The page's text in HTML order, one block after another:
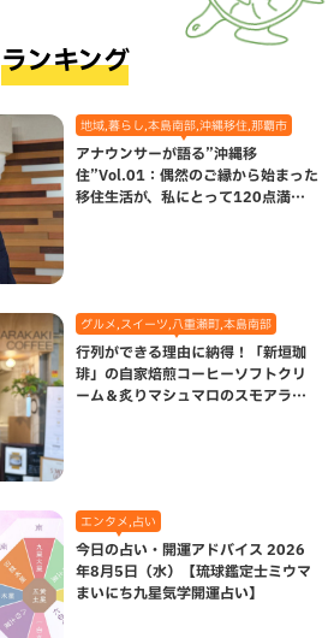
ランキング
地域,暮らし,本島南部,沖縄移住,那覇市
アナウンサーが語る”沖縄移
住”Vol.01：偶然のご縁から始まった
移住生活が、私にとって120点満点
グルメ,スイーツ,八重瀬町,本島南部
行列ができる理由に納得！「新垣珈
琲」の自家焙煎コーヒーソフトクリ
ーム＆炙りマシュマロのスモアラテ
エンタメ,占い
今日の占い・開運アドバイス 2026
年8月5日（水）【琉球鑑定士ミウマ
まいにち九星気学開運占い】